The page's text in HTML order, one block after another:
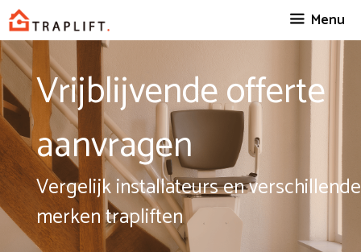
Spring
naar
inhoud
Menu
Vrijblijvende offerte
aanvragen
Vergelijk installateurs en verschillende
merken trapliften